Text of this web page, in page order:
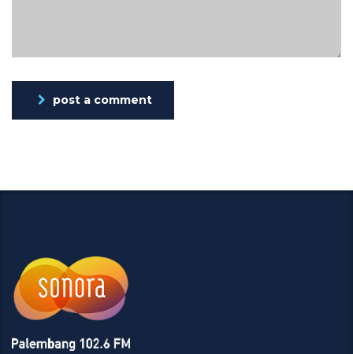
post a comment